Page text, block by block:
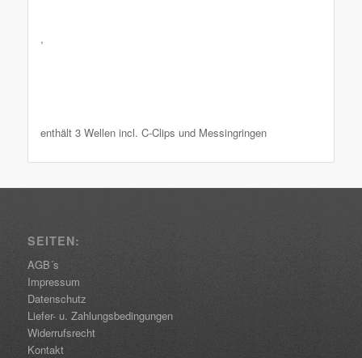
,
enthält 3 Wellen incl. C-Clips und Messingringen
SEITEN:
AGB´s
Impressum
Datenschutz
Liefer- u. Zahlungsbedingungen
Widerrufsrecht
Kontakt